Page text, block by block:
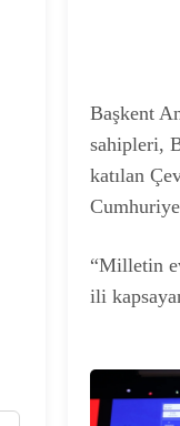
Başkent
sahipleri,
katılan
“Milletin
ili